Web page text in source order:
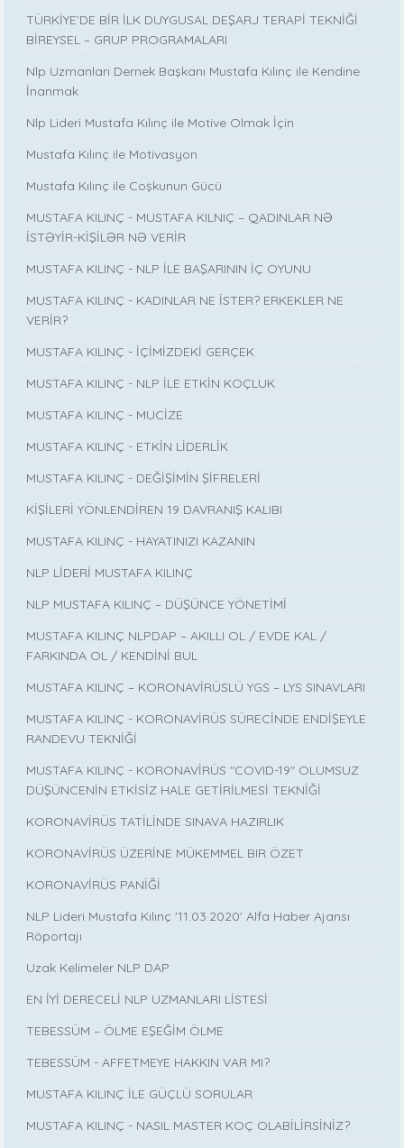
TÜRKİYE’DE BİR İLK DUYGUSAL DEŞARJ TERAPİ TEKNİĞİ
BİREYSEL – GRUP PROGRAMALARI
Nlp Uzmanları Dernek Başkanı Mustafa Kılınç ile Kendine
İnanmak
Nlp Lideri Mustafa Kılınç ile Motive Olmak İçin
Mustafa Kılınç ile Motivasyon
Mustafa Kılınç ile Coşkunun Gücü
MUSTAFA KILINÇ - MUSTAFA KILNIÇ – QADINLAR NƏ
İSTƏYİR-KİŞİLƏR NƏ VERİR
MUSTAFA KILINÇ - NLP İLE BAŞARININ İÇ OYUNU
MUSTAFA KILINÇ - KADINLAR NE İSTER? ERKEKLER NE
VERİR?
MUSTAFA KILINÇ - İÇİMİZDEKİ GERÇEK
MUSTAFA KILINÇ - NLP İLE ETKİN KOÇLUK
MUSTAFA KILINÇ - MUCİZE
MUSTAFA KILINÇ - ETKİN LİDERLİK
MUSTAFA KILINÇ - DEĞİŞİMİN ŞİFRELERİ
KİŞİLERİ YÖNLENDİREN 19 DAVRANIŞ KALIBI
MUSTAFA KILINÇ - HAYATINIZI KAZANIN
NLP LİDERİ MUSTAFA KILINÇ
NLP MUSTAFA KILINÇ – DÜŞÜNCE YÖNETİMİ
MUSTAFA KILINÇ NLPDAP – AKILLI OL / EVDE KAL /
FARKINDA OL / KENDİNİ BUL
MUSTAFA KILINÇ – KORONAVİRÜSLÜ YGS – LYS SINAVLARI
MUSTAFA KILINÇ - KORONAVİRÜS SÜRECİNDE ENDİŞEYLE
RANDEVU TEKNİĞİ
MUSTAFA KILINÇ - KORONAVİRÜS "COVID-19" OLUMSUZ
DÜŞÜNCENİN ETKİSİZ HALE GETİRİLMESİ TEKNİĞİ
KORONAVİRÜS TATİLİNDE SINAVA HAZIRLIK
KORONAVİRÜS ÜZERİNE MÜKEMMEL BIR ÖZET
KORONAVİRÜS PANİĞİ
NLP Lideri Mustafa Kılınç '11.03.2020' Alfa Haber Ajansı
Röportajı
Uzak Kelimeler NLP DAP
EN İYİ DERECELİ NLP UZMANLARI LİSTESİ
TEBESSÜM – ÖLME EŞEĞİM ÖLME
TEBESSÜM - AFFETMEYE HAKKIN VAR MI?
MUSTAFA KILINÇ İLE GÜÇLÜ SORULAR
MUSTAFA KILINÇ - NASIL MASTER KOÇ OLABİLİRSİNİZ?